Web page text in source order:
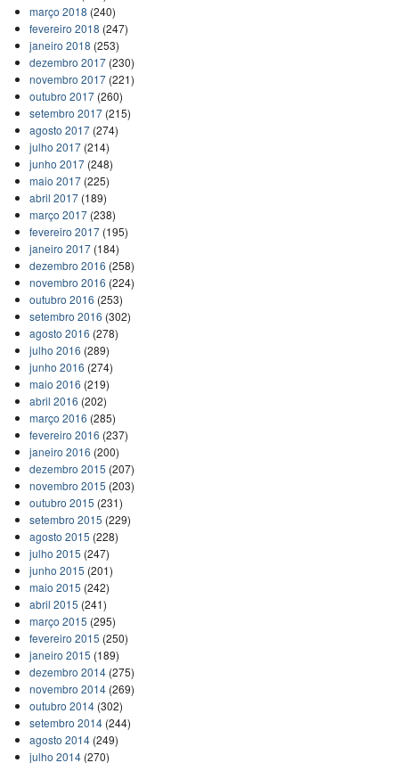
março 2018 (240)
fevereiro 2018 (247)
janeiro 2018 (253)
dezembro 2017(230)
novembro 2017(221)
outubro 2017(260)
setembro 2017(215)
agosto 2017(274)
julho 2017(214)
junho 2017(248)
maio 2017(225)
abril 2017(189)
março 2017(238)
fevereiro 2017(195)
janeiro 2017(184)
dezembro 2016 (258)
novembro 2016 (224)
outubro 2016 (253)
setembro 2016 (302)
agosto 2016 (278)
julho 2016 (289)
junho 2016 (274)
maio 2016 (219)
abril 2016 (202)
março 2016 (285)
fevereiro 2016 (237)
janeiro 2016 (200)
dezembro 2015 (207)
novembro 2015 (203)
outubro 2015 (231)
setembro 2015 (229)
agosto 2015 (228)
julho 2015 (247)
junho 2015 (201)
maio 2015 (242)
abril 2015 (241)
março 2015 (295)
fevereiro 2015 (250)
janeiro 2015 (189)
dezembro 2014(275)
novembro 2014(269)
outubro 2014(302)
setembro 2014(244)
agosto 2014(249)
julho 2014(270)